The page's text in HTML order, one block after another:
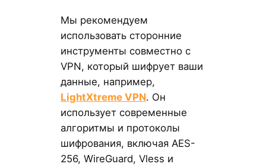
Мы рекомендуем
использовать сторонние
инструменты совместно с
VPN, который шифрует ваши
данные, например,
LightXtreme VPN. Он
использует современные
алгоритмы и протоколы
шифрования, включая AES-
256, WireGuard, Vless и